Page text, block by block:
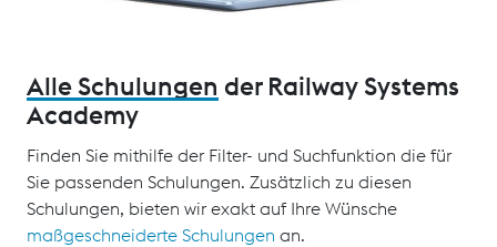
Alle Schulungen der Railway Systems
Academy
Finden Sie mithilfe der Filter- und Suchfunktion die für
Sie passenden Schulungen. Zusätzlich zu diesen
Schulungen, bieten wir exakt auf Ihre Wünsche
maßgeschneiderte Schulungen an.